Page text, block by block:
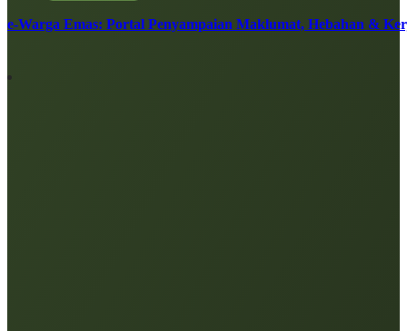
e-Warga Emas: Portal Penyampaian Maklumat, Hebahan &